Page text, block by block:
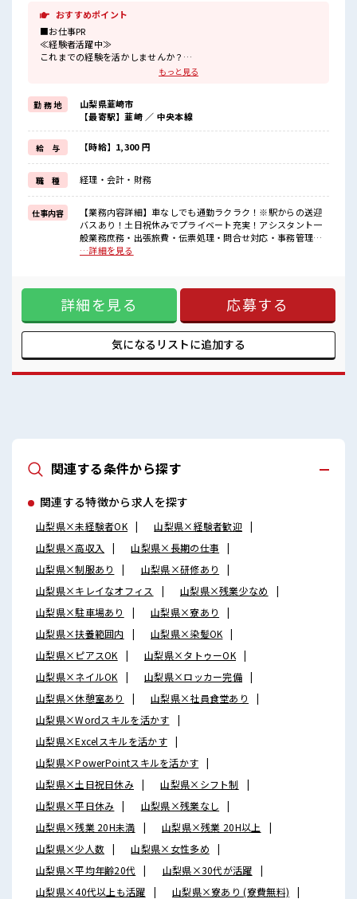
おすすめポイント
■お仕事PR
≪経験者活躍中≫
これまでの経験を活かしませんか？
≪稼ぎたい人向け≫
高収入を希望される方にオススメ。
残業は月20時間以上あります♪
≪完全週休二日制≫
週末は家族や友人と一緒にプライベート満喫！
≪動きやすい制服アリ≫
制服があるので、
毎日の服装の悩み解消♪
≪収入アップを目指せる≫
高時給だらけの派遣のお仕事です！
■職場の雰囲気
休憩室で楽しくランチ♪
ロッカー付き職場♪
残業がしっかりあるお仕事！
あなたのスキルを活かしませんか？
もっと見る
勤 務 地
山梨県韮崎市
【最寄駅】韮崎 ／ 中央本線
給 与 【時給】1,300 円
職 種 経理・会計・財務
仕事内容
【業務内容詳細】車なしでも通勤ラクラク！※駅からの送迎
バスあり！土日祝休みでプライベート充実！アシスタント一
般業務庶務・出張旅費・伝票処理・問合せ対応・事務管理等
■お仕事PR ≪経験者活躍中≫ これまでの経験を活かしません
ススメ。 残業は月20時間以上あります♪ ≪完全週休二日制≫
週末は家族や友人と一緒にプライベート満喫！ ≪動きやすい
制服アリ≫ 制服があるので、 毎日の服装の悩み解消♪ ≪収入
アップを目指せる≫ 高時給だらけの派遣のお仕事です！ ■職
場の雰囲気 休憩室で楽しくランチ♪ 時間があれば昼寝もしち
ゃおう！ 持ち物が多いあなたにもぴったり☆ ロッカー付き職
せんか？
…詳細を見る
詳細を見る 応募する
気になるリストに追加する
関連する条件から探す
関連する特徴から求人を探す
山梨県×未経験者OK
山梨県×経験者歓迎
山梨県×高収入
山梨県×長期の仕事
山梨県×制服あり
山梨県×研修あり
山梨県×キレイなオフィス
山梨県×残業少なめ
山梨県×駐車場あり
山梨県×寮あり
山梨県×扶養範囲内
山梨県×染髪OK
山梨県×ピアスOK
山梨県×タトゥーOK
山梨県×ネイルOK
山梨県×ロッカー完備
山梨県×休憩室あり
山梨県×社員食堂あり
山梨県×Wordスキルを活かす
山梨県×Excelスキルを活かす
山梨県×PowerPointスキルを活かす
山梨県×土日祝日休み
山梨県×シフト制
山梨県×平日休み
山梨県×残業なし
山梨県×残業 20H未満
山梨県×残業 20H以上
山梨県×少人数
山梨県×女性多め
山梨県×平均年齢20代
山梨県×30代が活躍
山梨県×40代以上も活躍
山梨県×寮あり (寮費無料)